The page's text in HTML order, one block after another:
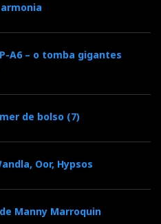
A6 – o tomba gigantes
de bolso (7)
Oor, Hypsos
Manny Marroquin